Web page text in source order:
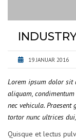
19 JANUAR 2016
Lorem ipsum dolor sit
aliquam,
nec vehicula.
tortor nunc ultrices
Quisque et lectus